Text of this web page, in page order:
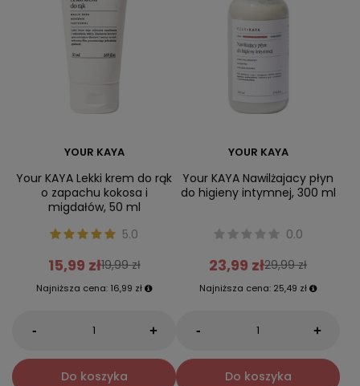
YOUR KAYA
Your KAYA Lekki krem do rąk
o zapachu kokosa i
migdałów, 50 ml
5.0
15,99 zł19,99 zł
Najniższa cena: 16,99 zł
- +
Do koszyka
YOUR KAYA
Your KAYA Nawilżajacy płyn
do higieny intymnej, 300 ml
0.0
23,99 zł29,99 zł
Najniższa cena: 25,49 zł
- +
Do koszyka